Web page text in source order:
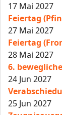
17 Mai 2027
Feiertag
27 Mai 2027
Feiertag
28 Mai 2027
6.
24 Jun 2027
25 Jun 2027